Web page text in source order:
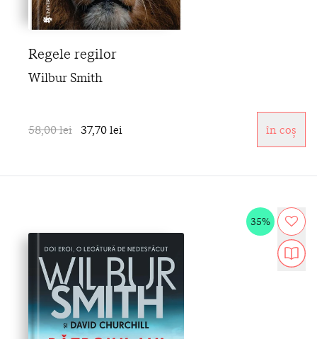
Regele regilor
Wilbur Smith
58,00 lei 37,70 lei în coș
35%